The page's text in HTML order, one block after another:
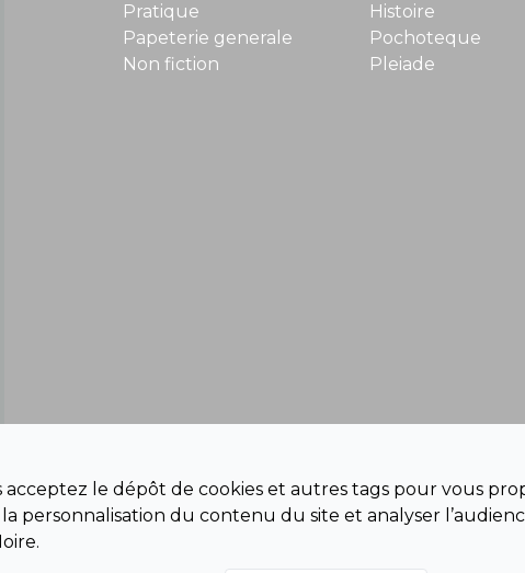
Pratique
Papeterie generale
Non fiction
Histoire
Pochoteque
Pleiade
le dépôt de cookies et autres tags pour vous
personnalisation du contenu du site et analyser